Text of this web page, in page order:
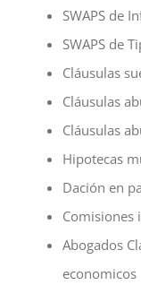
SWAPS de
SWAPS de
Cláusulas
Cláusulas
Cláusulas
Hipotecas
Dación en
Comisiones
Abogados
economicos